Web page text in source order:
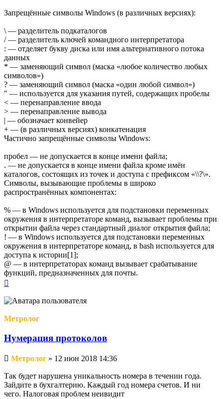
Запрещённые символы Windows (в различных версиях):
\ — разделитель подкаталогов
/ — разделитель ключей командного интерпретатора
: — отделяет букву диска или имя альтернативного потока
данных
* — заменяющий символ (маска «любое количество любых
символов»)
? — заменяющий символ (маска «один любой символ»)
" — используется для указания путей, содержащих пробелы
< — перенаправление ввода
> — перенаправление вывода
| — обозначает конвейер
+ — (в различных версиях) конкатенация
Частично запрещённые символы Windows:
пробел — не допускается в конце имени файла;
. — не допускается в конце имени файла кроме имён
каталогов, состоящих из точек и доступа с префиксом «\\?\».
Символы, вызывающие проблемы в широко
распространённых компонентах:
% — в Windows используется для подстановки переменных
окружения в интерпретаторе команд, вызывает проблемы при
открытии файла через стандартный диалог открытия файла;
! — в Windows используется для подстановки переменных
окружения в интерпретаторе команд, в bash используется для
доступа к истории[1];
@ — в интерпретаторах команд вызывает срабатывание
функций, предназначенных для почты.
началу
Метролог
Нумерация протоколов
Непрочитанное
Метролог » 12 июн 2018 14:36
Так будет нарушена уникальность номера в течении года.
Зайдите в бухгалтерию. Каждый год номера счетов. И ни
чего. Налоговая проблем неивидит